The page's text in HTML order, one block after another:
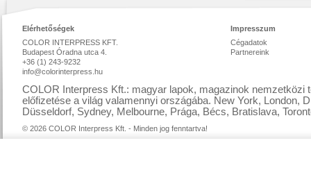
Elérhetőségek
COLOR INTERPRESS KFT.
Budapest Óradna utca 4.
+36 (1) 243-9232
info@colorinterpress.hu
Impresszum
Cégadatok
Partnereink
COLOR Interpress Kft.: magyar lapok, magazinok nemzetközi
előfizetése a világ valamennyi országába. New York, London,
Düsseldorf, Sydney, Melbourne, Prága, Bécs, Bratislava,
© 2026 COLOR Interpress Kft. - Minden jog fenntartva!